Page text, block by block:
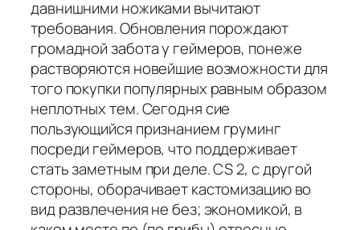
давнишними ножиками вычитают
требования. Обновления порождают
громадной забота у геймеров, понеже
растворяются новейшие возможности для
того покупки популярных равным образом
неплотных тем. Сегодня сие
пользующийся признанием груминг
посреди геймеров, что поддерживает
стать заметным при деле. CS 2, с другой
стороны, оборачивает кастомизацию во
вид развлечения не без; экономикой, в